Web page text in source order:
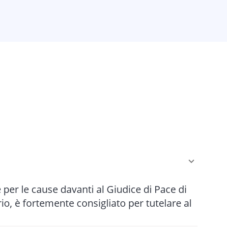
le cause davanti al Giudice di Pace di
è fortemente consigliato per tutelare al